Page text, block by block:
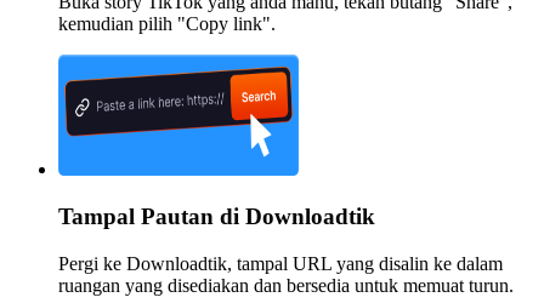
kemudian pilih "Copy link".
Tampal Pautan di Downloadtik
Pergi ke Downloadtik, tampal URL yang disalin ke dalam
ruangan yang disediakan dan bersedia untuk memuat turun.